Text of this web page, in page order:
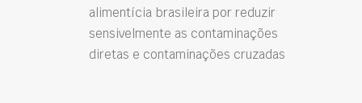
alimentícia brasileira por reduzir
sensivelmente as contaminações
diretas e contaminações cruzadas